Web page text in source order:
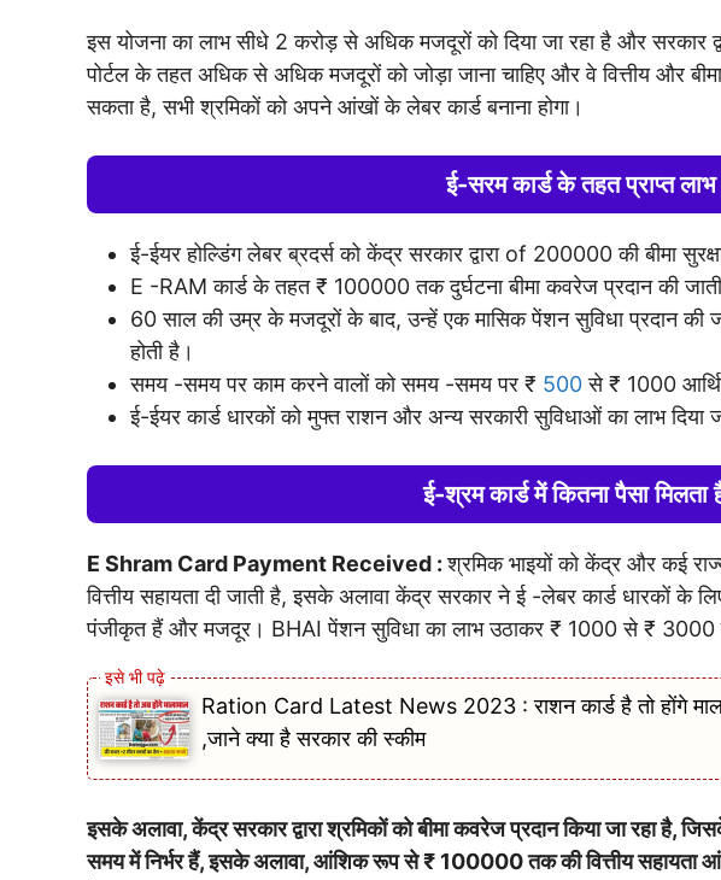
इस योजना का लाभ सीधे 2 करोड़ से अधिक मजदूरों को दिया जा रहा है और सरकार
पोर्टल के तहत अधिक से अधिक मजदूरों को जोड़ा जाना चाहिए और वे वित्तीय और
सकता है, सभी श्रमिकों को अपने आंखों के लेबर कार्ड बनाना होगा।
ई-सरम कार्ड के तहत प्राप्त लाभ
ई-ईयर होल्डिंग लेबर ब्रदर्स को केंद्र सरकार द्वारा of 200000 की बीमा
E -RAM कार्ड के तहत ₹ 100000 तक दुर्घटना बीमा कवरेज प्रदान की
60 साल की उम्र के मजदूरों के बाद, उन्हें एक मासिक पेंशन सुविधा प्रदान
होती है।
समय -समय पर काम करने वालों को समय -समय पर ₹ 500से ₹ ​​1000
ई-ईयर कार्ड धारकों को मुफ्त राशन और अन्य सरकारी सुविधाओं का लाभ दिया
ई-श्रम कार्ड में कितना पैसा मिलता
E Shram Card Payment Received :श्रमिक भाइयों को केंद्र और कई
वित्तीय सहायता दी जाती है, इसके अलावा केंद्र सरकार ने ई -लेबर कार्ड धारकों के
पंजीकृत हैं और मजदूर। BHAI पेंशन सुविधा का लाभ उठाकर ₹ 1000 से ₹ ​​3000
Ration Card Latest News 2023 : राशन कार्ड है तो होंगे
,जाने क्या है सरकार की स्कीम
इसके अलावा, केंद्र सरकार द्वारा श्रमिकों को बीमा कवरेज प्रदान किया जा रहा है,
समय में निर्भर हैं, इसके अलावा, आंशिक रूप से ₹ ​​100000 तक की वित्तीय सहायता